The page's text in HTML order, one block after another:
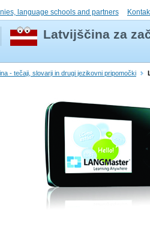
language schools and partners
Latvijščina za
- tečaji, slovarji in drugi jezikovni pripomočki